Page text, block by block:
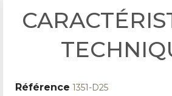
Référence 1351-D25